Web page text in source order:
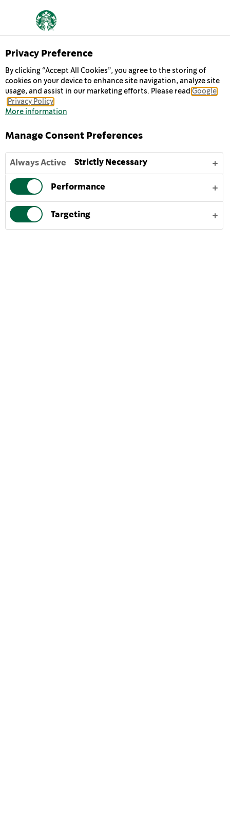
DOUBLESHOT®
ESPRESSO
ومضاعفتان من قهوة الإسبريسو المميزة مع الحليب الكريمي
الإنسيابي. تناول جرعة مضاعفة في أي وقت تحتاج فيه إلى دفعة
سريعة، إنها مثالية لبدء يومك أو للحفاظ على نشاطك خلال الأيام
لتستمتع بأفضل مذاق لقهوة Starbucks Doubleshot®
Espresso المثلجة اللذيذة، تُقدم مُبَرَّدة أو مع قطع ثلج، وتُرجَ
Privacy Preference
By clicking “Accept All Cookies”, you agree to the storing of
cookies on your device to enhance site navigation, analyze site
usage, and assist in our marketing efforts. Please read Google
Privacy Policy
More information
Manage Consent Preferences
Strictly Necessary
Always Active
Performance
Targeting